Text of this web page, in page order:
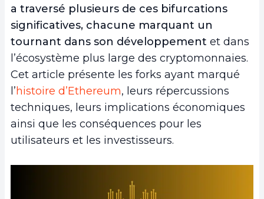
a traversé plusieurs de ces bifurcations
significatives, chacune marquant un
tournant dans son développement et dans
l’écosystème plus large des cryptomonnaies.
Cet article présente les forks ayant marqué
l’histoire d’Ethereum, leurs répercussions
techniques, leurs implications économiques
ainsi que les conséquences pour les
utilisateurs et les investisseurs.